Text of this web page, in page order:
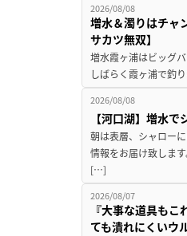
2026/08/08
増水＆濁りはチャ
サカツ無双】
増水霞ヶ浦はビッグ
しばらく霞ヶ浦で釣
2026/08/08
【河口湖】増水
朝は表層、シャロー
情報をお届け致しま
[…]
2026/08/07
『大事な道具も
ても潰れにくいウ